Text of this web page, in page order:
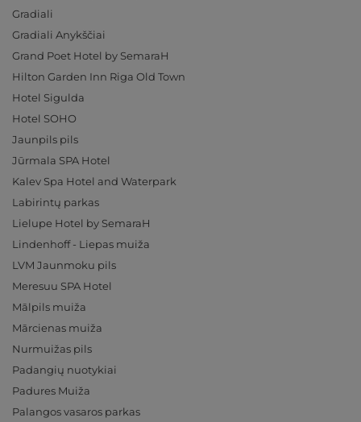
Gradiali
Gradiali Anykščiai
Grand Poet Hotel by SemaraH
Hilton Garden Inn Riga Old Town
Hotel Sigulda
Hotel SOHO
Jaunpils pils
Jūrmala SPA Hotel
Kalev Spa Hotel and Waterpark
Labirintų parkas
Lielupe Hotel by SemaraH
Lindenhoff - Liepas muiža
LVM Jaunmoku pils
Meresuu SPA Hotel
Mālpils muiža
Mārcienas muiža
Nurmuižas pils
Padangių nuotykiai
Padures Muiža
Palangos vasaros parkas